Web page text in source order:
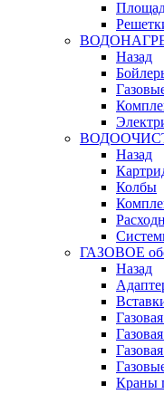
Назад
Назад
Колбы
ГАЗОВОЕ
Назад
Краны